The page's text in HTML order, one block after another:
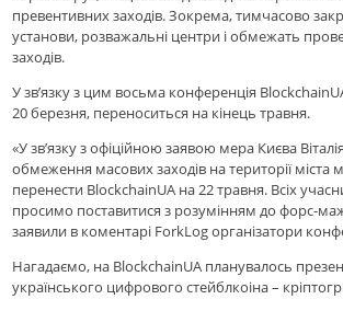
превентивних заходів. Зокрема, тимчасово
установи, розважальні центри і обмежать
заходів.
У зв’язку з цим восьма конференція
20 березня, переноситься на кінець травня.
«У зв’язку з офіційною заявою мера Києва
обмеження масових заходів на території міста
перенести BlockchainUA на 22 травня. Всіх
просимо поставитися з розумінням до форс-
заявили в коментарі ForkLog організатори
Нагадаємо, на BlockchainUA планувалось
українського цифрового стейблкоіна –